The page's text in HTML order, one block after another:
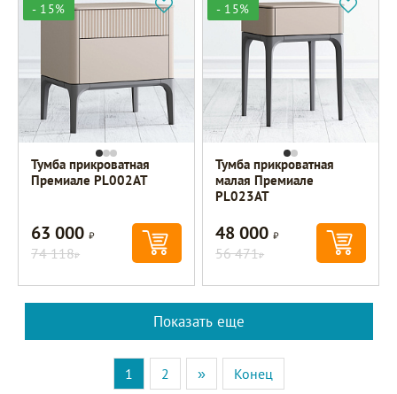
- 15%
Тумба прикроватная
Премиале PL002AT
63 000Р
74 118Р
- 15%
Тумба прикроватная
малая Премиале
PL023AT
48 000Р
56 471Р
Показать еще
1 2 » Конец